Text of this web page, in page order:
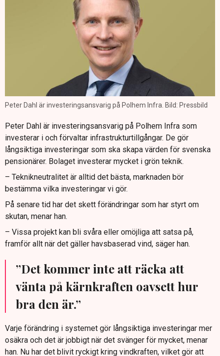
Peter Dahl är investeringsansvarig på Polhem Infra. Bild: Pressbild
Peter Dahl är investeringsansvarig på Polhem Infra som
investerar i och förvaltar infrastrukturtillgångar. De gör
långsiktiga investeringar som ska skapa värden för svenska
pensionärer. Bolaget investerar mycket i grön teknik.
– Teknikneutralitet är alltid det bästa, marknaden bör
bestämma vilka investeringar vi gör.
På senare tid har det skett förändringar som har styrt om
skutan, menar han.
– Vissa projekt kan bli svåra eller omöjliga att satsa på,
framför allt när det gäller havsbaserad vind, säger han.
”Det kommer inte att räcka att
vänta på kärnkraften oavsett hur
bra den är.”
Varje förändring i systemet gör långsiktiga investeringar mer
osäkra och det är jobbigt när det svänger för mycket, menar
han. Nu har det blivit ryckigt kring vindkraften, vilket gör att